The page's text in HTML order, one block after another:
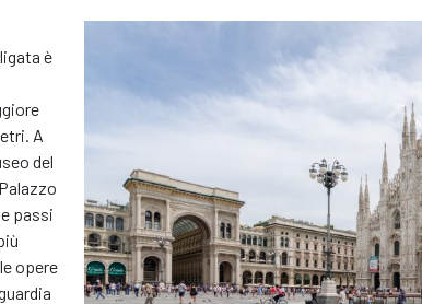
è
A
del
passi
opere